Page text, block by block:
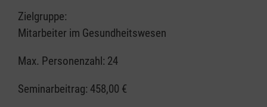
Zielgruppe:
Mitarbeiter im Gesundheitswesen
Max. Personenzahl: 24
Seminarbeitrag: 458,00 €